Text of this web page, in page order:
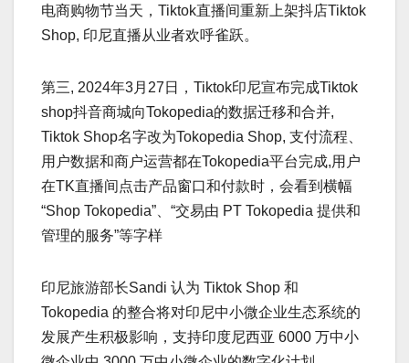
电商购物节当天，Tiktok直播间重新上架抖店Tiktok
Shop, 印尼直播从业者欢呼雀跃。
第三, 2024年3月27日，Tiktok印尼宣布完成Tiktok
shop抖音商城向Tokopedia的数据迁移和合并,
Tiktok Shop名字改为Tokopedia Shop, 支付流程、
用户数据和商户运营都在Tokopedia平台完成,用户
在TK直播间点击产品窗口和付款时，会看到横幅
“Shop Tokopedia”、“交易由 PT Tokopedia 提供和
管理的服务”等字样
印尼旅游部长Sandi 认为 Tiktok Shop 和
Tokopedia 的整合将对印尼中小微企业生态系统的
发展产生积极影响，支持印度尼西亚 6000 万中小